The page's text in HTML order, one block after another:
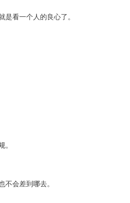
看一个人的良心了。
。
会差到哪去。